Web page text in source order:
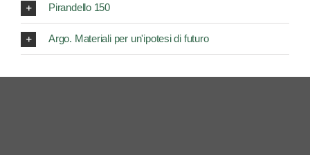
Pirandello 150
Argo. Materiali per un'ipotesi di futuro